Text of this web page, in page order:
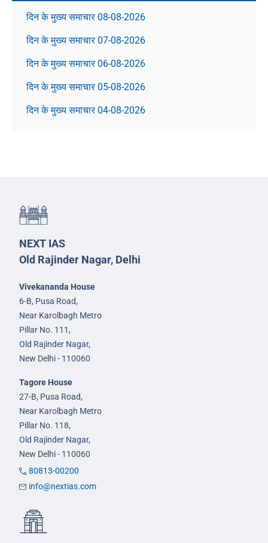
दिन के मुख्य समाचार 08-08-2026
दिन के मुख्य समाचार 07-08-2026
दिन के मुख्य समाचार 06-08-2026
दिन के मुख्य समाचार 05-08-2026
दिन के मुख्य समाचार 04-08-2026
NEXT IAS
Old Rajinder Nagar, Delhi
Vivekananda House
6-B, Pusa Road,
Near Karolbagh Metro
Pillar No. 111,
Old Rajinder Nagar,
New Delhi - 110060
Tagore House
27-B, Pusa Road,
Near Karolbagh Metro
Pillar No. 118,
Old Rajinder Nagar,
New Delhi - 110060
80813-00200
info@nextias.com